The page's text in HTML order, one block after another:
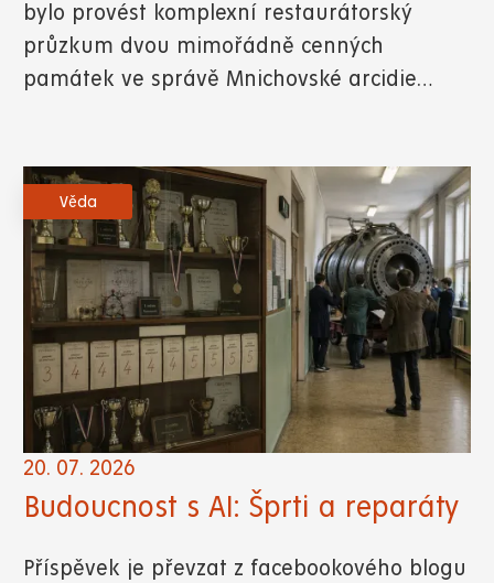
bylo provést komplexní restaurátorský
průzkum dvou mimořádně cenných
památek ve správě Mnichovské arcidie…
Věda
20. 07. 2026
Budoucnost s AI: Šprti a reparáty
Příspěvek je převzat z facebookového blogu